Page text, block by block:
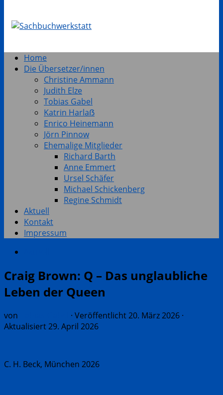
Home
Die Übersetzer/innen
Christine Ammann
Judith Elze
Tobias Gabel
Katrin Harlaẞ
Enrico Heinemann
Jörn Pinnow
Ehemalige Mitglieder
Richard Barth
Anne Emmert
Ursel Schäfer
Michael Schickenberg
Regine Schmidt
Aktuell
Kontakt
Impressum
Craig Brown: Q – Das unglaubliche
Leben der Queen
von · Veröffentlicht20. März 2026 ·
Aktualisiert29. April 2026
C. H. Beck, München 2026